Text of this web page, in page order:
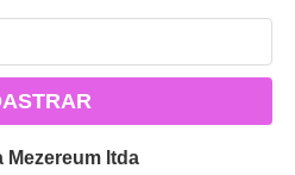
Mezereum ltda